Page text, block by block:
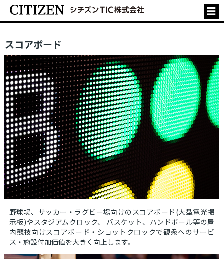
スコアボード
野球場、サッカー・ラグビー場向けのスコアボード(大型電光掲
示板)やスタジアムクロック、 バスケット、ハンドボール等の屋
内競技向けスコアボード・ショットクロックで観衆へのサービ
ス・施設付加価値を大きく向上します。